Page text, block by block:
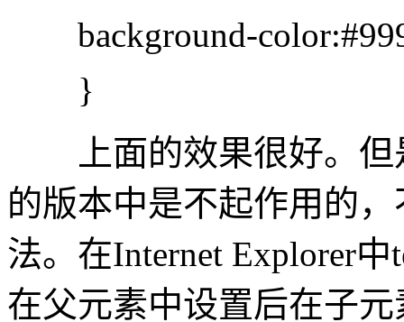
background-
}
上面的效果很好。但
的版本中是不起作用的
法。在Internet Explorer
在父元素中设置后在子